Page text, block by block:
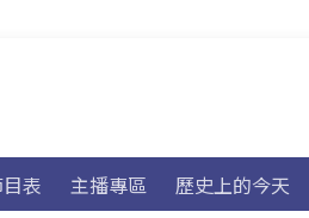
表 主播專區 歷史上的今天